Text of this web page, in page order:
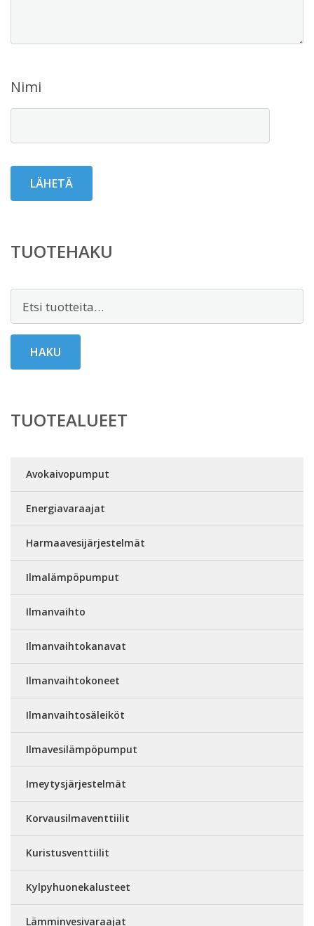
Nimi
TUOTEHAKU
HAKU
TUOTEALUEET
Avokaivopumput
Energiavaraajat
Harmaavesijärjestelmät
Ilmalämpöpumput
Ilmanvaihto
Ilmanvaihtokanavat
Ilmanvaihtokoneet
Ilmanvaihtosäleiköt
Ilmavesilämpöpumput
Imeytysjärjestelmät
Korvausilmaventtiilit
Kuristusventtiilit
Kylpyhuonekalusteet
Lämminvesivaraajat